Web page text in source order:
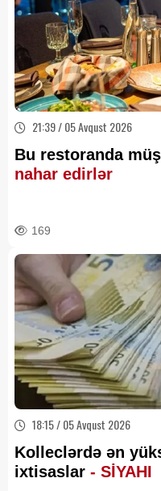
21:39 / 05 Avqust 2026
Bu restoranda
nahar edirlər
169
18:15 / 05 Avqust 2026
Kolleclərdə ən
ixtisaslar - SİYAHI